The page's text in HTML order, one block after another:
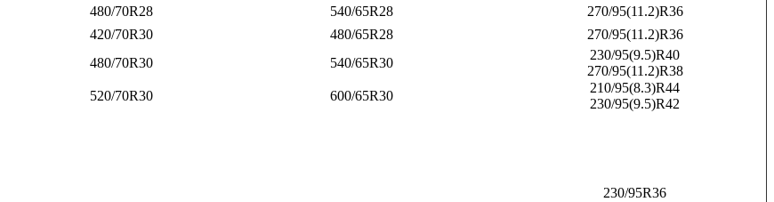
480/70R28 540/65R28
270/95(11.2)R36
420/70R30 480/65R28
270/95(11.2)R36
480/70R30 540/65R30
230/95(9.5)R40
270/95(11.2)R38
520/70R30 600/65R30
210/95(8.3)R44
230/95(9.5)R42
230/95R36